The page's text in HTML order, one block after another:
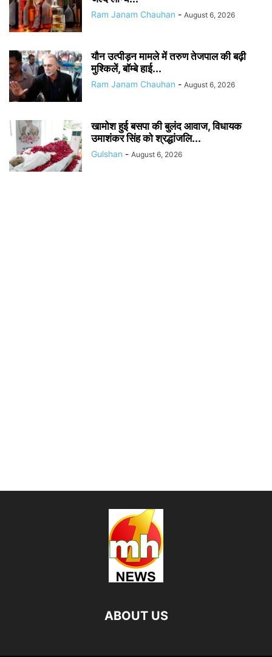
Ram Janam Chauhan - August 6, 2026
यौन उत्पीड़न मामले में तरुण तेजपाल की बढ़ी
मुश्किलें, बॉम्बे हाई...
Ram Janam Chauhan - August 6, 2026
खामोश हुई बसपा की बुलंद आवाज, विधायक
उमाशंकर सिंह को श्रद्धांजलि...
Gulshan - August 6, 2026
ABOUT US